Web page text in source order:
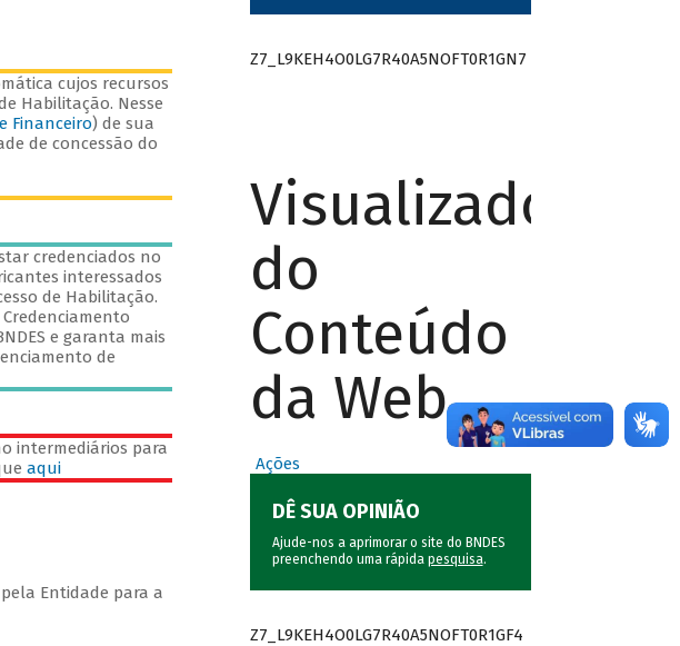
cujos recursos
Habilitação. Nesse
Financeiro) de sua
de concessão do
credenciados no
interessados
de Habilitação.
e garanta mais
de
intermediários para
aqui
Entidade para a
Z7_L9KEH4O0LG7R40A5NOFT0R1GN7
Visualizador
do
Conteúdo
da Web
Ações
DÊ SUA OPINIÃO
Ajude-nos a aprimorar o site do BNDES
preenchendo uma rápida pesquisa.
Z7_L9KEH4O0LG7R40A5NOFT0R1GF4